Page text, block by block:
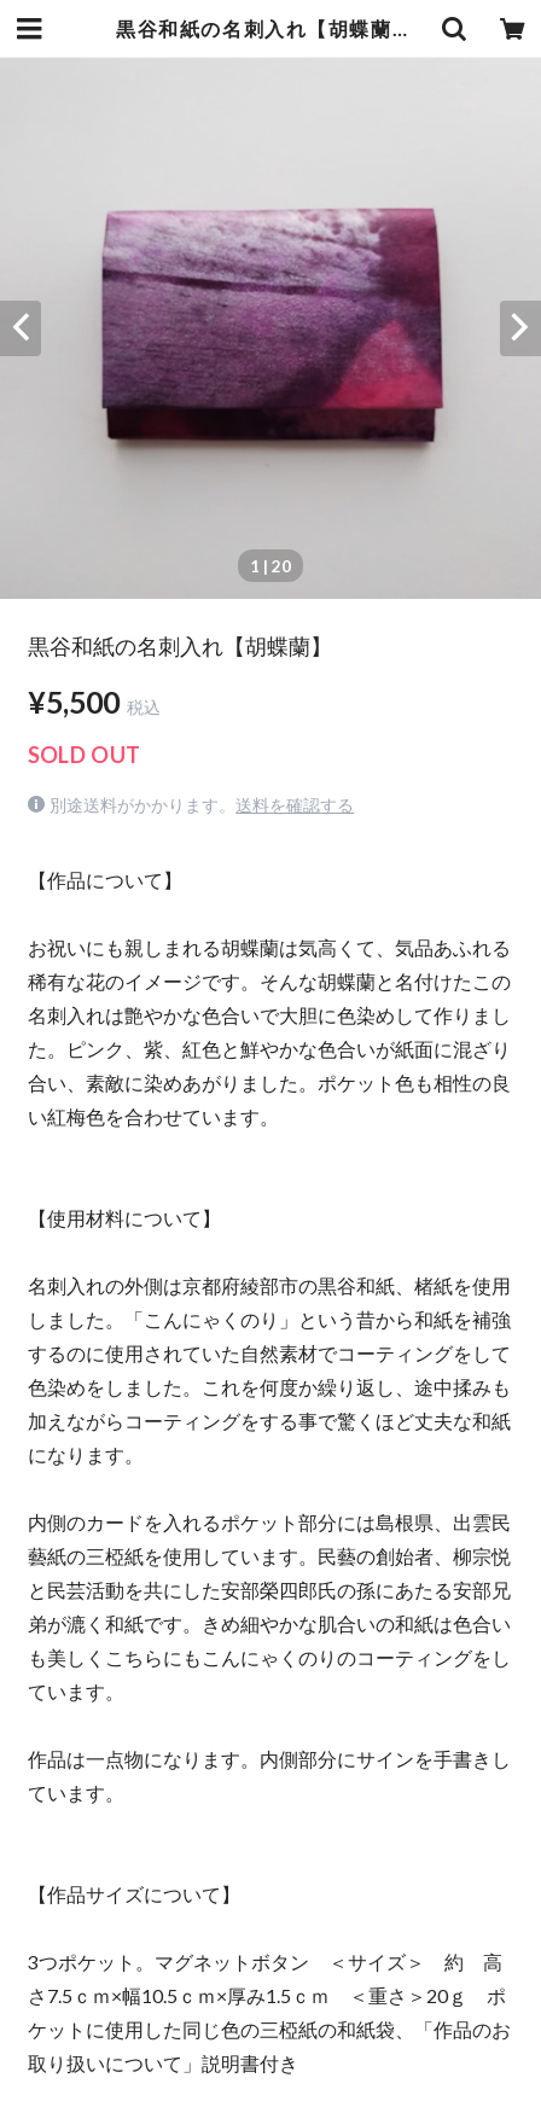
黒谷和紙の名刺入れ【胡蝶蘭】 | 暮らしの中の和紙のかたち
1 | 20
黒谷和紙の名刺入れ【胡蝶蘭】
¥5,500 税込
SOLD OUT
別途送料がかかります。 送料を確認する
【作品について】
お祝いにも親しまれる胡蝶蘭は気高くて、気品あふれる
稀有な花のイメージです。そんな胡蝶蘭と名付けたこの
名刺入れは艶やかな色合いで大胆に色染めして作りまし
た。ピンク、紫、紅色と鮮やかな色合いが紙面に混ざり
合い、素敵に染めあがりました。ポケット色も相性の良
い紅梅色を合わせています。
【使用材料について】
名刺入れの外側は京都府綾部市の黒谷和紙、楮紙を使用
しました。「こんにゃくのり」という昔から和紙を補強
するのに使用されていた自然素材でコーティングをして
色染めをしました。これを何度か繰り返し、途中揉みも
加えながらコーティングをする事で驚くほど丈夫な和紙
になります。
内側のカードを入れるポケット部分には島根県、出雲民
藝紙の三椏紙を使用しています。民藝の創始者、柳宗悦
と民芸活動を共にした安部榮四郎氏の孫にあたる安部兄
弟が漉く和紙です。きめ細やかな肌合いの和紙は色合い
も美しくこちらにもこんにゃくのりのコーティングをし
ています。
作品は一点物になります。内側部分にサインを手書きし
ています。
【作品サイズについて】
3つポケット。マグネットボタン ＜サイズ＞ 約 高
さ7.5ｃｍ×幅10.5ｃｍ×厚み1.5ｃｍ ＜重さ＞20ｇ ポ
ケットに使用した同じ色の三椏紙の和紙袋、「作品のお
取り扱いについて」説明書付き